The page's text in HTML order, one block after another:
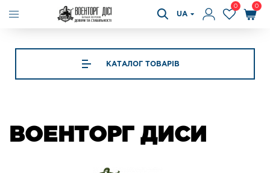
UA
0 0
КАТАЛОГ ТОВАРІВ
ВОЕНТОРГ ДИСИ